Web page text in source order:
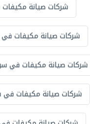
شركات صيانة مكيفات
شركات صيانة مكيفات في
شركات صيانة مكيفات في
شركات صيانة مكيفات في